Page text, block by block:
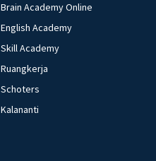
Brain Academy Online
English Academy
Skill Academy
Ruangkerja
Schoters
Kalananti